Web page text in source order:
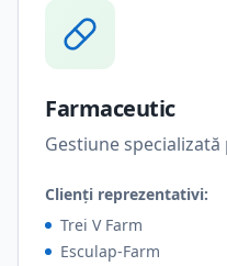
Farmaceutic
Gestiune
Clienți reprezentativi:
Trei V Farm
Esculap-Farm